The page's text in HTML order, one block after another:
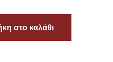
στο καλάθι